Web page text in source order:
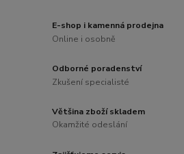
E-shop i kamenná prodejna
Online i osobně
Odborné poradenství
Zkušení specialisté
Většina zboží skladem
Okamžité odeslání